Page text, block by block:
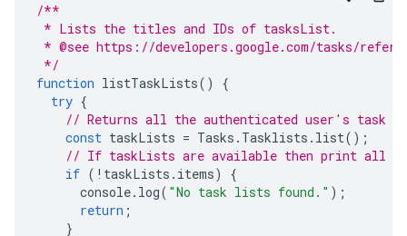
/**
* Lists the titles and IDs of tasksList.
* @see https://developers.google.com/tasks/
*/
function listTaskLists()
{
try {
// Returns all the authenticated user's task
const taskLists = Tasks . Tasklists . list();
// If taskLists are available then print all
if ( ! taskLists . items)
{
console. log( "No task lists found." );
return ;
}